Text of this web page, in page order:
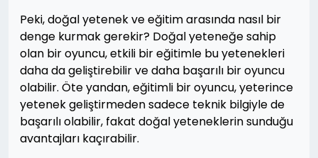
Peki, doğal yetenek ve eğitim arasında nasıl bir
denge kurmak gerekir? Doğal yeteneğe sahip
olan bir oyuncu, etkili bir eğitimle bu yetenekleri
daha da geliştirebilir ve daha başarılı bir oyuncu
olabilir. Öte yandan, eğitimli bir oyuncu, yeterince
yetenek geliştirmeden sadece teknik bilgiyle de
başarılı olabilir, fakat doğal yeteneklerin sunduğu
avantajları kaçırabilir.